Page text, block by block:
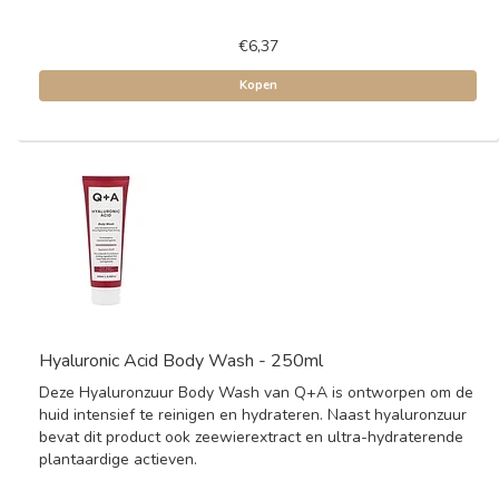
€6,37
Kopen
Hyaluronic Acid Body Wash - 250ml
Deze Hyaluronzuur Body Wash van Q+A is ontworpen om de
huid intensief te reinigen en hydrateren. Naast hyaluronzuur
bevat dit product ook zeewierextract en ultra-hydraterende
plantaardige actieven.